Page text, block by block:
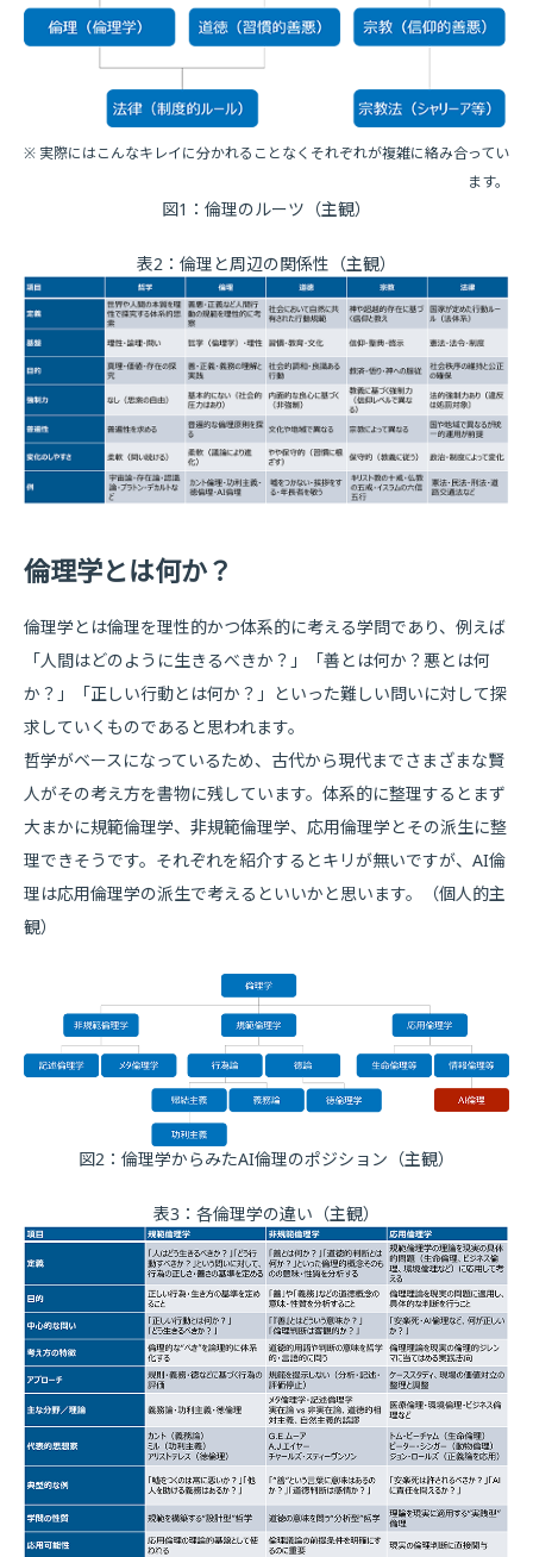
※ 実際にはこんなキレイに分かれることなくそれぞれが複雑に絡み合ってい
ます。
図1：倫理のルーツ（主観）
表2：倫理と周辺の関係性（主観）
倫理学とは何か？
倫理学とは倫理を理性的かつ体系的に考える学問であり、例えば
「人間はどのように生きるべきか？」「善とは何か？悪とは何
か？」「正しい行動とは何か？」といった難しい問いに対して探
求していくものであると思われます。
哲学がベースになっているため、古代から現代までさまざまな賢
人がその考え方を書物に残しています。体系的に整理するとまず
大まかに規範倫理学、非規範倫理学、応用倫理学とその派生に整
理できそうです。それぞれを紹介するとキリが無いですが、AI倫
理は応用倫理学の派生で考えるといいかと思います。（個人的主
観）
図2：倫理学からみたAI倫理のポジション（主観）
表3：各倫理学の違い（主観）